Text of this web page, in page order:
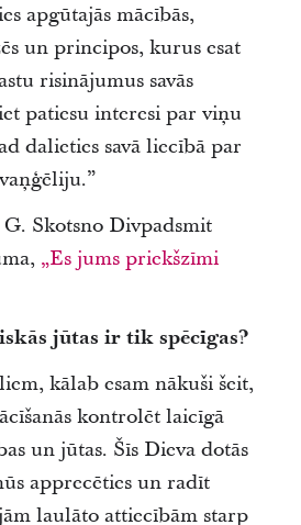
apgūtajās mācībās,
un principos, kurus esat
risinājumus savās
patiesu interesi par viņu
dalieties savā liecībā par
Skotsno Divpadsmit
„Es jums priekšzīmi
jūtas ir tik spēcīgas?
kālab esam nākuši šeit,
kontrolēt laicīgā
un jūtas. Šīs Dieva dotās
apprecēties un radīt
laulāto attiecībām starp